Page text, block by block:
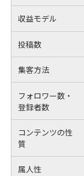
収益モデル
投稿数
集客方法
フォロワー数・
登録者数
コンテンツの性
質
属人性